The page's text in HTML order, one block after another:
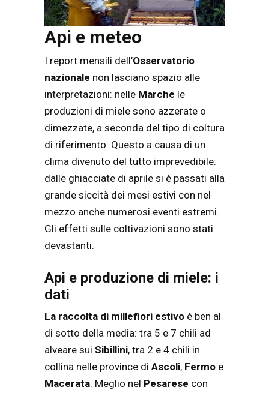
Api e meteo
I report mensili dell’Osservatorio
nazionale non lasciano spazio alle
interpretazioni: nelle Marche le
produzioni di miele sono azzerate o
dimezzate, a seconda del tipo di coltura
di riferimento. Questo a causa di un
clima divenuto del tutto imprevedibile:
dalle ghiacciate di aprile si è passati alla
grande siccità dei mesi estivi con nel
mezzo anche numerosi eventi estremi.
Gli effetti sulle coltivazioni sono stati
devastanti.
Api e produzione di miele: i
dati
La raccolta di millefiori estivo è ben al
di sotto della media: tra 5 e 7 chili ad
alveare sui Sibillini, tra 2 e 4 chili in
collina nelle province di Ascoli, Fermo e
Macerata. Meglio nel Pesarese con